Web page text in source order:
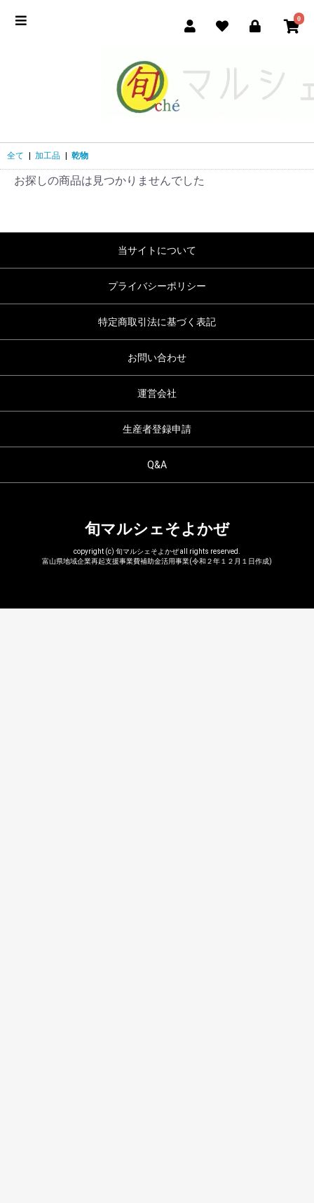
0
全て 加工品 乾物
お探しの商品は見つかりませんでした
当サイトについて
プライバシーポリシー
特定商取引法に基づく表記
お問い合わせ
運営会社
生産者登録申請
Q&A
旬マルシェそよかぜ
copyright (c) 旬マルシェそよかぜ all rights reserved.
富山県地域企業再起支援事業費補助金活用事業(令和２年１２月１日作成)